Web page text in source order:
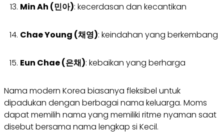
Min Ah (민아): kecerdasan dan kecantikan
Chae Young (채영): keindahan yang berkembang
Eun Chae (은채): kebaikan yang berharga
Nama modern Korea biasanya fleksibel untuk
dipadukan dengan berbagai nama keluarga. Moms
dapat memilih nama yang memiliki ritme nyaman saat
disebut bersama nama lengkap si Kecil.